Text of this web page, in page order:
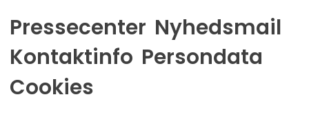
Pressecenter Nyhedsmail
Kontaktinfo Persondata
Cookies